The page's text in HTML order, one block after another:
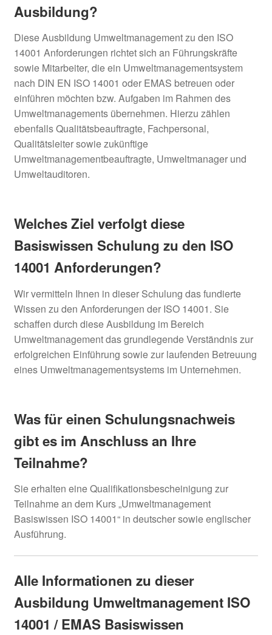
Ausbildung?
Diese Ausbildung Umweltmanagement zu den ISO
14001 Anforderungen richtet sich an Führungskräfte
sowie Mitarbeiter, die ein Umweltmanagementsystem
nach DIN EN ISO 14001 oder EMAS betreuen oder
einführen möchten bzw. Aufgaben im Rahmen des
Umweltmanagements übernehmen. Hierzu zählen
ebenfalls Qualitätsbeauftragte, Fachpersonal,
Qualitätsleiter sowie zukünftige
Umweltmanagementbeauftragte, Umweltmanager und
Umweltauditoren.
Welches Ziel verfolgt diese
Basiswissen Schulung zu den ISO
14001 Anforderungen?
Wir vermitteln Ihnen in dieser Schulung das fundierte
Wissen zu den Anforderungen der ISO 14001. Sie
schaffen durch diese Ausbildung im Bereich
Umweltmanagement das grundlegende Verständnis zur
erfolgreichen Einführung sowie zur laufenden Betreuung
eines Umweltmanagementsystems im Unternehmen.
Was für einen Schulungsnachweis
gibt es im Anschluss an Ihre
Teilnahme?
Sie erhalten eine Qualifikationsbescheinigung zur
Teilnahme an dem Kurs „Umweltmanagement
Basiswissen ISO 14001“ in deutscher sowie englischer
Ausführung.
Alle Informationen zu dieser
Ausbildung Umweltmanagement ISO
14001 / EMAS Basiswissen